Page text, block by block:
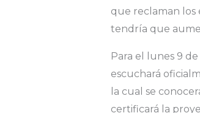
que reclaman los
tendría que
Para el lunes 9
escuchará
la cual se
certificará la